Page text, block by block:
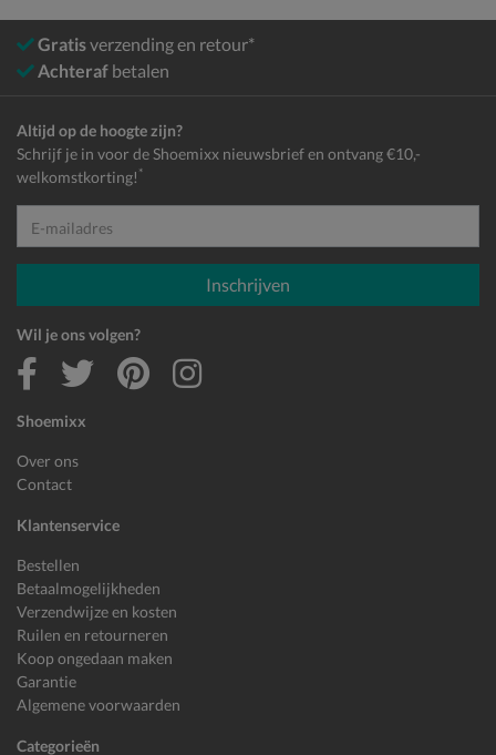
Gratisverzending en retour*
Achteraf betalen
Shoemixx
Over ons
Contact
Klantenservice
Bestellen
Betaalmogelijkheden
Verzendwijze en kosten
Ruilen en retourneren
Koop ongedaan maken
Garantie
Algemene voorwaarden
Categorieën
Altijd op de hoogte zijn?
Schrijf je in voor de Shoemixx nieuwsbrief en ontvang €10,-
welkomstkorting! *
E-mailadres
Inschrijven
Wil je ons volgen?